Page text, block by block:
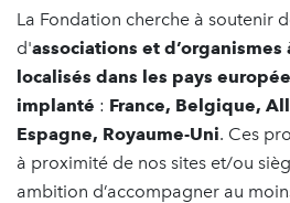
La Fondation cherche à soutenir
d'associations et
localisés dans les pays
implanté : France, Belgique,
Espagne, Royaume-Uni. Ces
à proximité de nos sites et/ou
ambition d’accompagner au